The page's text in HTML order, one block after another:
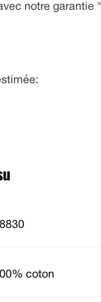
notre garantie "
coton